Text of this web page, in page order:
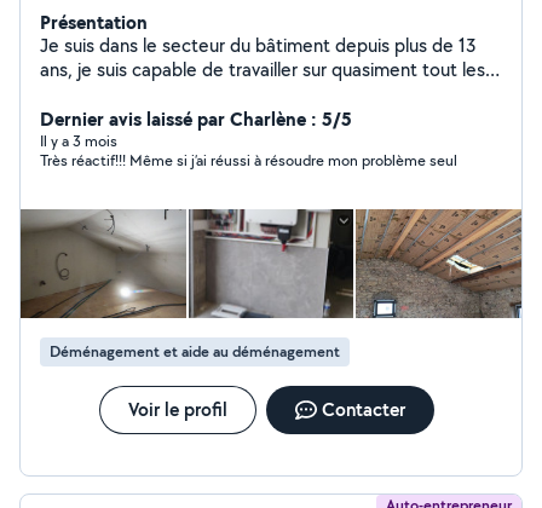
Présentation
Je suis dans le secteur du bâtiment depuis plus de 13
ans, je suis capable de travailler sur quasiment tout les
une tâche je vous le dirais tout de suite, aucun travail ne
sera laisser à moitié. Travail soigner et chantier propre
garantie.
Dernier avis laissé par Charlène : 5/5
Il y a 3 mois
Très réactif!!! Même si j’ai réussi à résoudre mon problème seul
Déménagement et aide au déménagement
Voir le profil Contacter